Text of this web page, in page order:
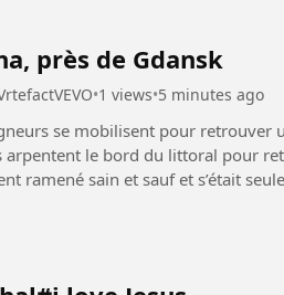
près de Gdansk
•1 views•5 minutes ago
se mobilisent pour retrouver
arpentent le bord du littoral pour
ramené sain et sauf et s’était